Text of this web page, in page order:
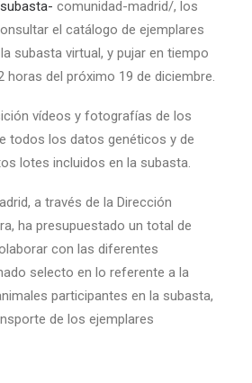
comunidad-madrid/, los
el catálogo de ejemplares
subasta virtual, y pujar en tiempo
horas del próximo 19 de diciembre.
vídeos y fotografías de los
todos los datos genéticos y de
lotes incluidos en la subasta.
a través de la Dirección
ha presupuestado un total de
con las diferentes
selecto en lo referente a la
participantes en la subasta,
de los ejemplares